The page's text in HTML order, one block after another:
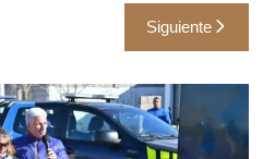
Siguiente